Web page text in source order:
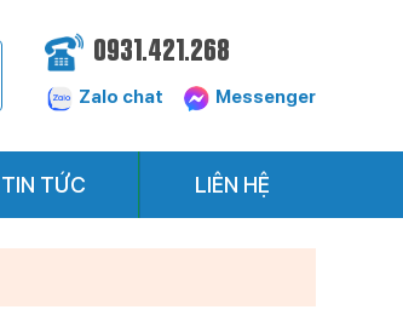
0931.421.268
Zalo chat Messenger
TIN TỨC LIÊN HỆ